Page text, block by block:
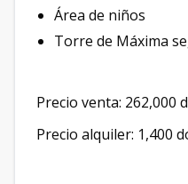
Área de niños
Torre de Máxima
Precio venta: 262,000
Precio alquiler: 1,400